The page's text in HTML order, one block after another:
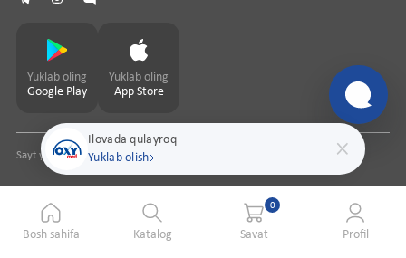
Ilovada qulayroq
Yuklab olish
Yuklab oling
Google Play
Yuklab oling
App Store
Sayt yaratuvchipharmit.uz
Bosh sahifa Katalog
0
Savat Profil